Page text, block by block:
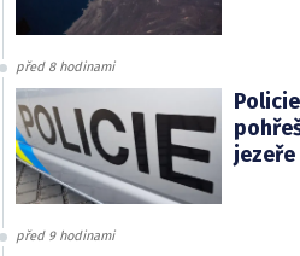
před 8 hodinami
před 9 hodinami